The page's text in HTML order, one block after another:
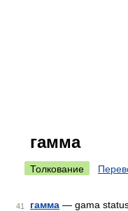
гамма
Толкование
41 гамма — gama